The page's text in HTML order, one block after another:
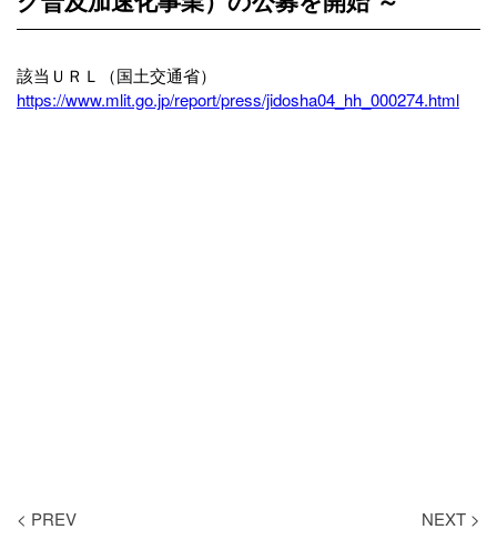
該当ＵＲＬ（国土交通省）
https://www.mlit.go.jp/report/press/jidosha04_hh_000274.html
< PREV NEXT >